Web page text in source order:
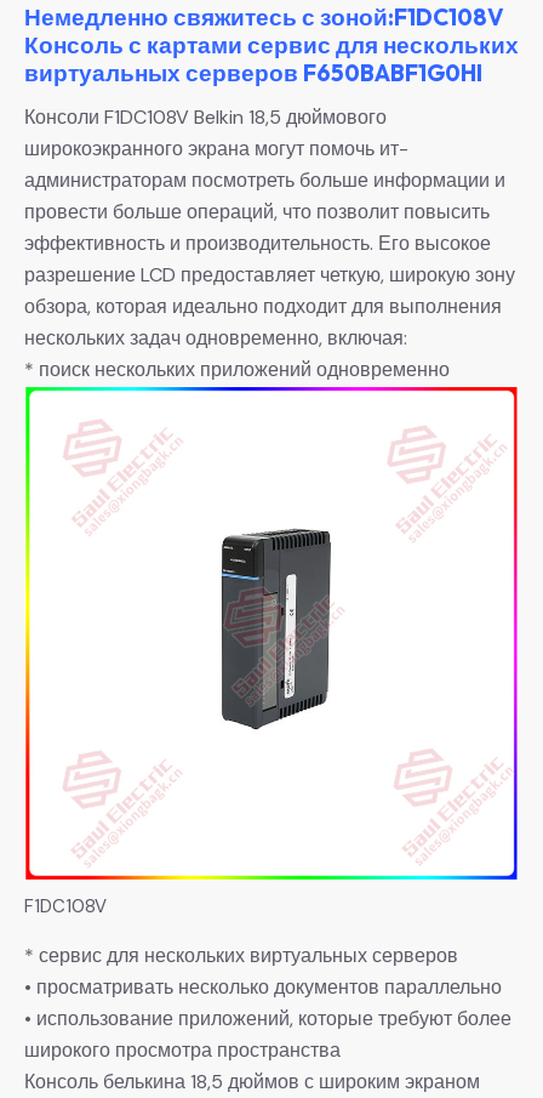
Немедленно свяжитесь с зоной:F1DC108V
Консоль с картами сервис для нескольких
виртуальных серверов F650BABF1G0HI
Консоли F1DC108V Belkin 18,5 дюймового
широкоэкранного экрана могут помочь ит-
администраторам посмотреть больше информации и
провести больше операций, что позволит повысить
эффективность и производительность. Его высокое
разрешение LCD предоставляет четкую, широкую зону
обзора, которая идеально подходит для выполнения
нескольких задач одновременно, включая:
* поиск нескольких приложений одновременно
F1DC108V
* сервис для нескольких виртуальных серверов
• просматривать несколько документов параллельно
• использование приложений, которые требуют более
широкого просмотра пространства
Консоль белькина 18,5 дюймов с широким экраном